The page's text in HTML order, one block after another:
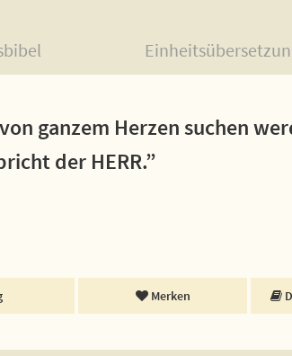
ganzem Herzen suchen
der HERR.”
Merken